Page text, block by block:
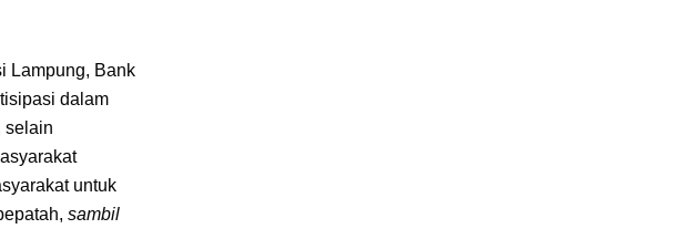
Lampung, Bank
dalam
selain
untuk
sambil